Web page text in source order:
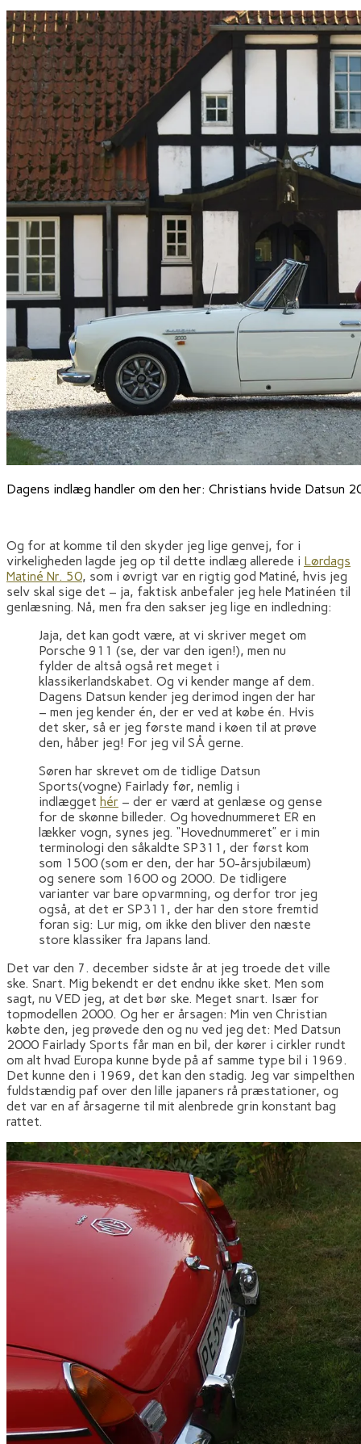
Dagens indlæg handler om den her: Christians hvide Datsun
Og for at komme til den skyder jeg lige genvej, for i
virkeligheden lagde jeg op til dette indlæg allerede i Lørdags
Matiné Nr. 50, som i øvrigt var en rigtig god Matiné, hvis jeg
selv skal sige det – ja, faktisk anbefaler jeg hele Matinéen til
genlæsning. Nå, men fra den sakser jeg lige en indledning:
Jaja, det kan godt være, at vi skriver meget om
Porsche 911 (se, der var den igen!), men nu
fylder de altså også ret meget i
klassikerlandskabet. Og vi kender mange af dem.
Dagens Datsun kender jeg derimod ingen der har
– men jeg kender én, der er ved at købe én. Hvis
det sker, så er jeg første mand i køen til at prøve
den, håber jeg! For jeg vil SÅ gerne.
Søren har skrevet om de tidlige Datsun
Sports(vogne) Fairlady før, nemlig i
indlægget hér – der er værd at genlæse og gense
for de skønne billeder. Og hovednummeret ER en
lækker vogn, synes jeg. “Hovednummeret” er i min
terminologi den såkaldte SP311, der først kom
som 1500 (som er den, der har 50-årsjubilæum)
og senere som 1600 og 2000. De tidligere
varianter var bare opvarmning, og derfor tror jeg
også, at det er SP311, der har den store fremtid
foran sig: Lur mig, om ikke den bliver den næste
store klassiker fra Japans land.
Det var den 7. december sidste år at jeg troede det ville
ske. Snart. Mig bekendt er det endnu ikke sket. Men som
sagt, nu VED jeg, at det bør ske. Meget snart. Især for
topmodellen 2000. Og her er årsagen: Min ven Christian
købte den, jeg prøvede den og nu ved jeg det: Med Datsun
2000 Fairlady Sports får man en bil, der kører i cirkler rundt
om alt hvad Europa kunne byde på af samme type bil i 1969.
Det kunne den i 1969, det kan den stadig. Jeg var simpelthen
fuldstændig paf over den lille japaners rå præstationer, og
det var en af årsagerne til mit alenbrede grin konstant bag
rattet.